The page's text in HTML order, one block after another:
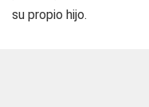
su propio hijo.